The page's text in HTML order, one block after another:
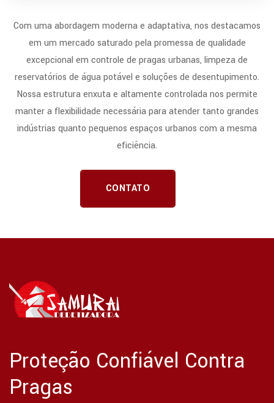
Com uma abordagem moderna e adaptativa, nos destacamos
em um mercado saturado pela promessa de qualidade
excepcional em controle de pragas urbanas, limpeza de
reservatórios de água potável e soluções de desentupimento.
Nossa estrutura enxuta e altamente controlada nos permite
manter a flexibilidade necessária para atender tanto grandes
indústrias quanto pequenos espaços urbanos com a mesma
eficiência.
CONTATO
Proteção Confiável Contra
Pragas